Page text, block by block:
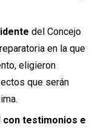
del Concejo
en la que
eligieron
que serán
con testimonios e